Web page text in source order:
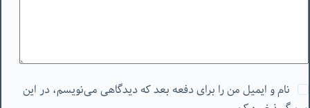
نام و ایمیل من را برای دفعه بعد که دیدگاهی می‌نویسم، در این